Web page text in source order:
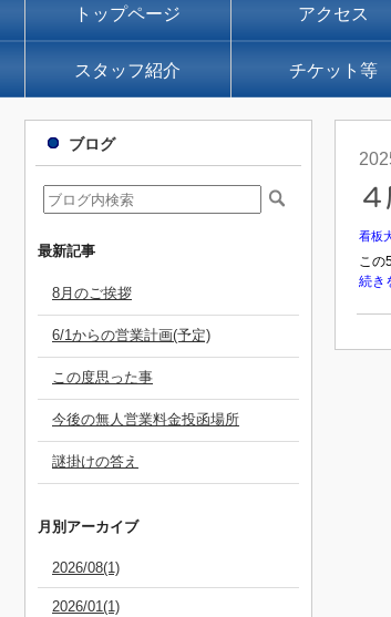
トップページ アクセス
スタッフ紹介 チケット等
ブログ
最新記事
8月のご挨拶
6/1からの営業計画(予定)
この度思った事
今後の無人営業料金投函場所
謎掛けの答え
月別アーカイブ
2026/08(1)
2026/01(1)
看板
この
続き